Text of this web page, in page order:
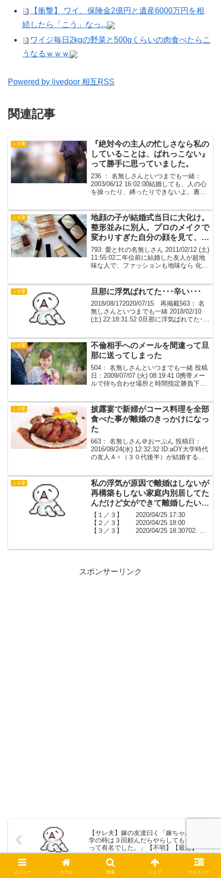
【衝撃】 ワイ、保険金2億円と遺産6000万円を相
続したら「こう」なっ...
ワイジ毎日2kgの野菜と500gくらいの肉食べたらこ
うなるｗｗｗ
Powered by livedoor 相互RSS
関連記事
シタ妻
『絶対今の主人の忙しさなら私の
していることは、ばれっこない』
って勝手に思っていました。
236 ： 名無しさんといつまでも一緒：
2003/06/12 16:02:00結婚しても、人の心
を操ったり、縛ったりできないよ。裏切
変わらないからね。私は既です。23...
シタ妻
地顔の子が結婚式当日に大化け。
整形並みに別人。プロのメイクで
変わりすぎた自分の顔を見て、違
った人生掴めたかも…と思ってし
まったらしい。
793: 愛とﾀﾋの名無しさん 2011/02/12 (土)
11:55:02二年位前に結婚した友人が超地
味な人で、ファッションも地味なら 化粧
並みに別人。 本気で...
シタ妻 旦那に浮気ばれてた･･･辛い･･･
2018/08/172020/07/15 再掲載563： 名
無しさんといつまでも一緒 2018/02/10
(土) 22:18:31.52 0旦那に浮気ばれてた･･･
シタ妻
不倫相手へのメールを間違って旦
那に送ってしまった
504： 名無しさんといつまでも一緒 投稿
日：2009/07/07 (火) 08:19:41 0携帯メー
ルで待ち合わせ場所と時間指定勝負下着
た・・・・・・その場は何とかごま...
シタ妻
披露宴で新婦がコース料理を全部
食べた事が離婚のきっかけになっ
た
663： 名無しさん＠おーぷん 投稿日：
2016/08/24(水) 12:32:32 ID:aOY大学時代
の友人Ａ♀（３０代後半）が結婚するこ
事に手をつけなかった二次会...
シタ妻
私の浮気が原因で離婚はしないが
再構築もしない家庭内別居してた
んだけど女ができて離婚したいっ
て言い出した【２／３】
【１／３】 2020/04/25 17:30
【２／３】 2020/04/25 18:00
【３／３】 2020/04/25 18:30702: 名
スポンサーリンク
【サレ夫】嫁の友達曰く「嫁ちゃんは大
学の時は３回頼んだらやらしてもらえる
って有名でした。」【不明】【最悪】
【サレ妻】昔、夫の浮気相手にさされ
メニュー ホーム 検索 トップ サイドバー